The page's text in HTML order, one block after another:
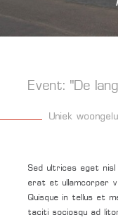
Event: “De
Uniek
Sed ultrices eget
erat et ullamcorper
Quisque in tellus et
taciti sociosqu ad